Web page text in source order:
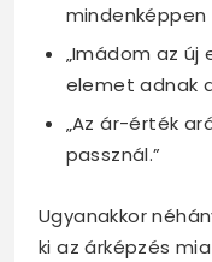
mindenképpen
„Imádom az
elemet adnak
„Az ár-érték
passznál.”
Ugyanakkor
ki az árképzés